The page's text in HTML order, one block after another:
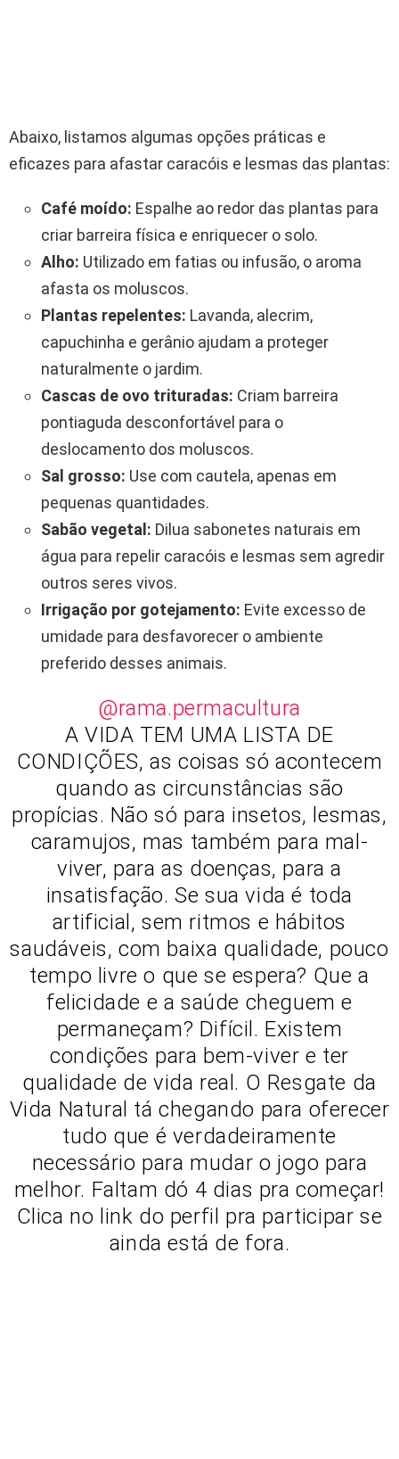
Abaixo, listamos algumas opções práticas e
eficazes para afastar caracóis e lesmas das plantas:
Café moído: Espalhe ao redor das plantas para
criar barreira física e enriquecer o solo.
Alho: Utilizado em fatias ou infusão, o aroma
afasta os moluscos.
Plantas repelentes: Lavanda, alecrim,
capuchinha e gerânio ajudam a proteger
naturalmente o jardim.
Cascas de ovo trituradas: Criam barreira
pontiaguda desconfortável para o
deslocamento dos moluscos.
Sal grosso: Use com cautela, apenas em
pequenas quantidades.
Sabão vegetal: Dilua sabonetes naturais em
água para repelir caracóis e lesmas sem agredir
outros seres vivos.
Irrigação por gotejamento: Evite excesso de
umidade para desfavorecer o ambiente
preferido desses animais.
@rama.permacultura
A VIDA TEM UMA LISTA DE
CONDIÇÕES, as coisas só acontecem
quando as circunstâncias são
propícias. Não só para insetos, lesmas,
caramujos, mas também para mal-
viver, para as doenças, para a
insatisfação. Se sua vida é toda
artificial, sem ritmos e hábitos
saudáveis, com baixa qualidade, pouco
tempo livre o que se espera? Que a
felicidade e a saúde cheguem e
permaneçam? Difícil. Existem
condições para bem-viver e ter
qualidade de vida real. O Resgate da
Vida Natural tá chegando para oferecer
tudo que é verdadeiramente
necessário para mudar o jogo para
melhor. Faltam dó 4 dias pra começar!
Clica no link do perfil pra participar se
ainda está de fora.